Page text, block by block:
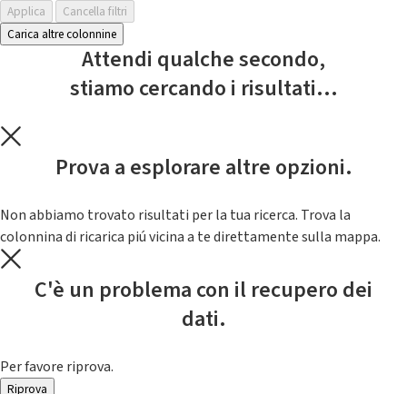
Applica
Cancella filtri
Carica altre colonnine
Attendi qualche secondo,
stiamo cercando i risultati...
Prova a esplorare altre opzioni.
Non abbiamo trovato risultati per la tua ricerca. Trova la
colonnina di ricarica piú vicina a te direttamente sulla mappa.
C'è un problema con il recupero dei
dati.
Per favore riprova.
Riprova